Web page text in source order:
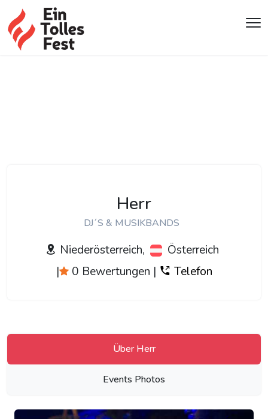
Herr
DJ´S & MUSIKBANDS
Niederösterreich,
Österreich
|
0 Bewertungen | Telefon
Über Herr
Events Photos